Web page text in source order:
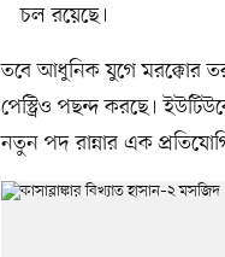
চল রয়েছে।
তবে আধুনিক যুগে মরক্কোর
পেস্ট্রিও পছন্দ করছে।
নতুন পদ রান্নার এক